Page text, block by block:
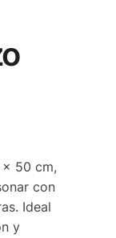
x 50 cm,
con
Ideal
y